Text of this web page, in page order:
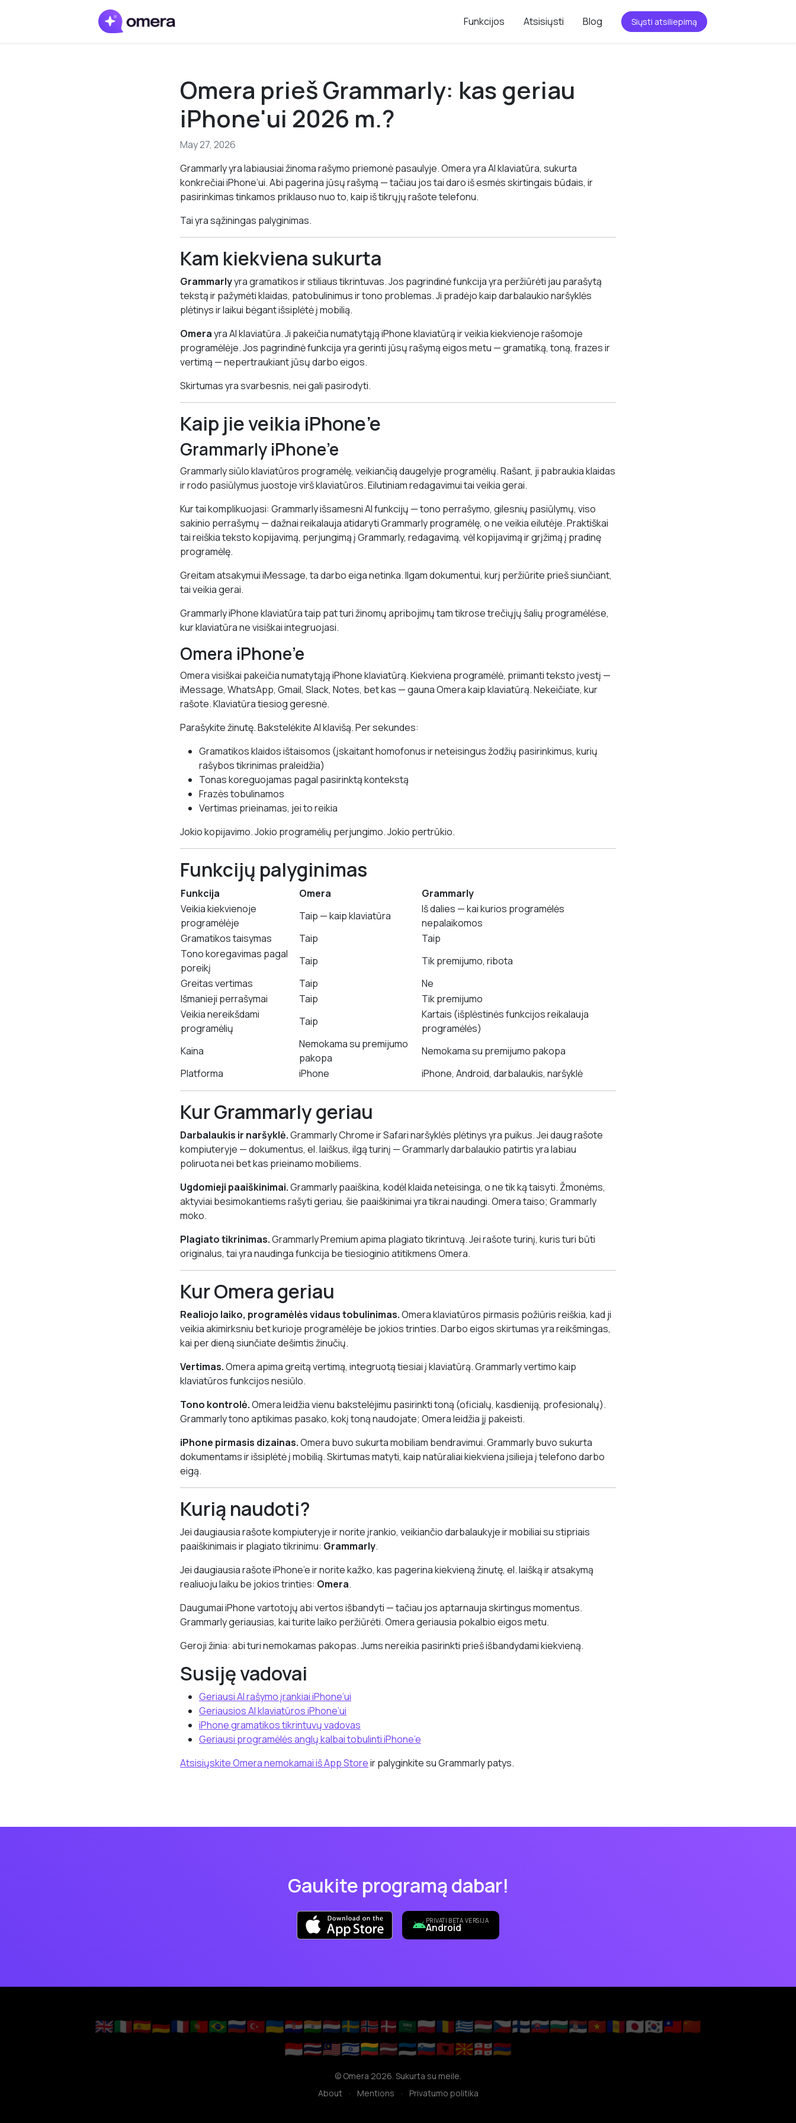
Funkcijos Atsisiųsti Blog Siųsti atsiliepimą
Omera prieš Grammarly: kas geriau
iPhone'ui 2026 m.?
May 27, 2026
Grammarly yra labiausiai žinoma rašymo priemonė pasaulyje. Omera yra AI klaviatūra, sukurta
konkrečiai iPhone’ui. Abi pagerina jūsų rašymą — tačiau jos tai daro iš esmės skirtingais būdais, ir
pasirinkimas tinkamos priklauso nuo to, kaip iš tikrųjų rašote telefonu.
Tai yra sąžiningas palyginimas.
Kam kiekviena sukurta
Grammarlyyra gramatikos ir stiliaus tikrintuvas. Jos pagrindinė funkcija yra peržiūrėti jau parašytą
tekstą ir pažymėti klaidas, patobulinimus ir tono problemas. Ji pradėjo kaip darbalaukio naršyklės
plėtinys ir laikui bėgant išsiplėtė į mobilią.
Omerayra AI klaviatūra. Ji pakeičia numatytąją iPhone klaviatūrą ir veikia kiekvienoje rašomoje
programėlėje. Jos pagrindinė funkcija yra gerinti jūsų rašymą eigos metu — gramatiką, toną, frazes ir
vertimą — nepertraukiant jūsų darbo eigos.
Skirtumas yra svarbesnis, nei gali pasirodyti.
Kaip jie veikia iPhone’e
Grammarly iPhone’e
Grammarly siūlo klaviatūros programėlę, veikiančią daugelyje programėlių. Rašant, ji pabraukia klaidas
ir rodo pasiūlymus juostoje virš klaviatūros. Eilutiniam redagavimui tai veikia gerai.
Kur tai komplikuojasi: Grammarly išsamesni AI funkcijų — tono perrašymo, gilesnių pasiūlymų, viso
sakinio perrašymų — dažnai reikalauja atidaryti Grammarly programėlę, o ne veikia eilutėje. Praktiškai
tai reiškia teksto kopijavimą, perjungimą į Grammarly, redagavimą, vėl kopijavimą ir grįžimą į pradinę
programėlę.
Greitam atsakymui iMessage, ta darbo eiga netinka. Ilgam dokumentui, kurį peržiūrite prieš siunčiant,
tai veikia gerai.
Grammarly iPhone klaviatūra taip pat turi žinomų apribojimų tam tikrose trečiųjų šalių programėlėse,
kur klaviatūra ne visiškai integruojasi.
Omera iPhone’e
Omera visiškai pakeičia numatytąją iPhone klaviatūrą. Kiekviena programėlė, priimanti teksto įvestį —
iMessage, WhatsApp, Gmail, Slack, Notes, bet kas — gauna Omera kaip klaviatūrą. Nekeičiate, kur
rašote. Klaviatūra tiesiog geresnė.
Parašykite žinutę. Bakstelėkite AI klavišą. Per sekundes:
Gramatikos klaidos ištaisomos (įskaitant homofonus ir neteisingus žodžių pasirinkimus, kurių
rašybos tikrinimas praleidžia)
Tonas koreguojamas pagal pasirinktą kontekstą
Frazės tobulinamos
Vertimas prieinamas, jei to reikia
Jokio kopijavimo. Jokio programėlių perjungimo. Jokio pertrūkio.
Funkcijų palyginimas
Funkcija Omera
Grammarly
Veikia kiekvienoje
programėlėje
Taip — kaip klaviatūra
Iš dalies — kai kurios programėlės
nepalaikomos
Gramatikos taisymas
Taip
Taip
Tono koregavimas pagal
poreikį
Taip
Tik premijumo, ribota
Greitas vertimas
Taip
Ne
Išmanieji perrašymai
Taip
Tik premijumo
Veikia nereikšdami
programėlių
Taip
Kartais (išplėstinės funkcijos reikalauja
programėlės)
Kaina
Nemokama su premijumo
pakopa
Nemokama su premijumo pakopa
Platforma
iPhone iPhone, Android, darbalaukis, naršyklė
Kur Grammarly geriau
Darbalaukis ir naršyklė.Grammarly Chrome ir Safari naršyklės plėtinys yra puikus. Jei daug rašote
kompiuteryje — dokumentus, el. laiškus, ilgą turinį — Grammarly darbalaukio patirtis yra labiau
poliruota nei bet kas prieinamo mobiliems.
Ugdomieji paaiškinimai.Grammarly paaiškina, kodėl klaida neteisinga, o ne tik ką taisyti. Žmonėms,
aktyviai besimokantiems rašyti geriau, šie paaiškinimai yra tikrai naudingi. Omera taiso; Grammarly
moko.
Plagiato tikrinimas.Grammarly Premium apima plagiato tikrintuvą. Jei rašote turinį, kuris turi būti
originalus, tai yra naudinga funkcija be tiesioginio atitikmens Omera.
Kur Omera geriau
Realiojo laiko, programėlės vidaus tobulinimas.Omera klaviatūros pirmasis požiūris reiškia, kad ji
veikia akimirksniu bet kurioje programėlėje be jokios trinties. Darbo eigos skirtumas yra reikšmingas,
kai per dieną siunčiate dešimtis žinučių.
Vertimas.Omera apima greitą vertimą, integruotą tiesiai į klaviatūrą. Grammarly vertimo kaip
klaviatūros funkcijos nesiūlo.
Tono kontrolė.Omera leidžia vienu bakstelėjimu pasirinkti toną (oficialų, kasdieniją, profesionalų).
Grammarly tono aptikimas pasako, kokį toną naudojate; Omera leidžia jį pakeisti.
iPhone pirmasis dizainas.Omera buvo sukurta mobiliam bendravimui. Grammarly buvo sukurta
dokumentams ir išsiplėtė į mobilią. Skirtumas matyti, kaip natūraliai kiekviena įsilieja į telefono darbo
eigą.
Kurią naudoti?
Jei daugiausia rašote kompiuteryje ir norite įrankio, veikiančio darbalaukyje ir mobiliai su stipriais
paaiškinimais ir plagiato tikrinimu: Grammarly.
Jei daugiausia rašote iPhone’e ir norite kažko, kas pagerina kiekvieną žinutę, el. laišką ir atsakymą
realiuoju laiku be jokios trinties: Omera.
Daugumai iPhone vartotojų abi vertos išbandyti — tačiau jos aptarnauja skirtingus momentus.
Grammarly geriausias, kai turite laiko peržiūrėti. Omera geriausia pokalbio eigos metu.
Geroji žinia: abi turi nemokamas pakopas. Jums nereikia pasirinkti prieš išbandydami kiekvieną.
Susiję vadovai
Geriausi AI rašymo įrankiai iPhone’ui
Geriausios AI klaviatūros iPhone’ui
iPhone gramatikos tikrintuvų vadovas
Geriausi programėlės anglų kalbai tobulinti iPhone’e
Atsisiųskite Omera nemokamai iš App Storeir palyginkite su Grammarly patys.
Gaukite programą dabar!
PRIVATI BETA VERSIJA
Android
🇬🇧🇮🇹🇪🇸🇩🇪🇫🇷🇵🇹🇧🇷🇷🇺🇹🇷🇺🇦🇭🇷🇮🇳🇳🇱🇸🇪🇳🇴🇩🇰🇸🇦🇵🇱🇷🇴🇬🇷🇭🇺🇨🇿🇫🇮🇸🇰🇧🇬🇷🇸🇻🇳🇦🇩🇯🇵🇰🇷🇹🇼🇨🇳
🇮🇩🇹🇭🇲🇾🇮🇱🇱🇹🇱🇻🇪🇪🇸🇮🇦🇱🇲🇰🇬🇪🇦🇲
© Omera 2026. Sukurta su meile.
About
· Mentions · Privatumo politika